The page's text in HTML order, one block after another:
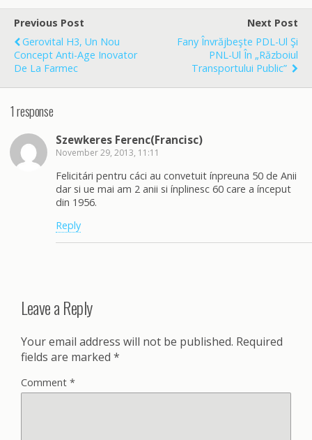
b
o
o
k
l
e
Previous Post
Gerovital H3, Un Nou
Concept Anti-Age Inovator
De La Farmec
Next Post
Fany Învrăjbeşte PDL-Ul Şi
PNL-Ul În „războiul
Transportului Public”
1 response
Szewkeres Ferenc(Francisc)
November 29, 2013, 11:11
Felicitári pentru cáci au convetuit ínpreuna 50 de Anii
dar si ue mai am 2 anii si ínplinesc 60 care a ínceput
din 1956.
Reply
Leave a Reply
Your email address will not be published. Required
fields are marked *
Comment *